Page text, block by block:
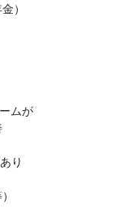
）
ムが
り